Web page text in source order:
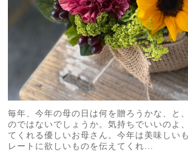
毎年、今年の母の日は何を贈ろうかな、と
のではないでしょうか。気持ちでいいのよ
てくれる優しいお母さん。今年は美味しい
レートに欲しいものを伝えてくれ...